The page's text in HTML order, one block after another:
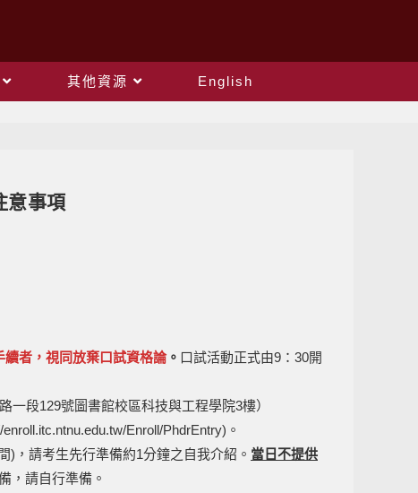
其他資源
English
意事項
續者，視同放棄口試資格論。 口試活動正式由9：30開
一段129號圖書館校區科技與工程學院3樓）
Enroll/PhdrEntry)。
)，請考生先行準備約1分鐘之自我介紹。 當日不提供
，請自行準備。